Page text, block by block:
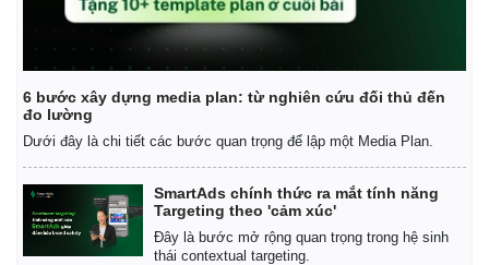
Quan sát
Cuộc sống đó đây
Hồ sơ
Video
Ảnh
Infographic
6 bước xây dựng media plan: từ nghiên cứu đối thủ đến
đo lường
Dưới đây là chi tiết các bước quan trọng để lập một Media Plan.
SmartAds chính thức ra mắt tính năng
Targeting theo 'cảm xúc'
Đây là bước mở rộng quan trọng trong hệ sinh
thái contextual targeting.